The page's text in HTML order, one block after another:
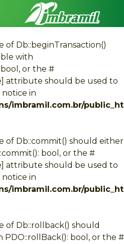
of Db::beginTransaction()
with
or the #
attribute should be used to
in
imbramil.com.br/
of Db::commit() should either
bool, or the #
attribute should be used to
in
imbramil.com.br/
of Db::rollback() should
bool, or the #